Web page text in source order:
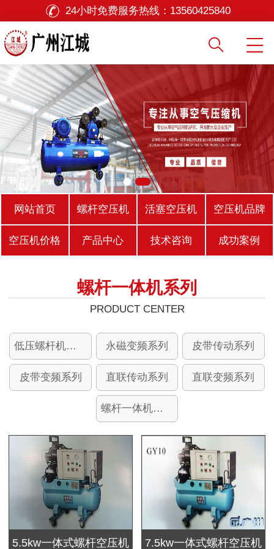
24小时免费服务热线： 13560425840
网站首页 螺杆空压机 活塞空压机 空压机品牌
空压机价格 产品中心 技术咨询 成功案例
螺杆一体机系列
PRODUCT CENTER
低压螺杆机系列 永磁变频系列 皮带传动系列
皮带变频系列 直联传动系列 直联变频系列
螺杆一体机系列
5.5kw一体式螺杆空压机 7.5kw一体式螺杆空压机